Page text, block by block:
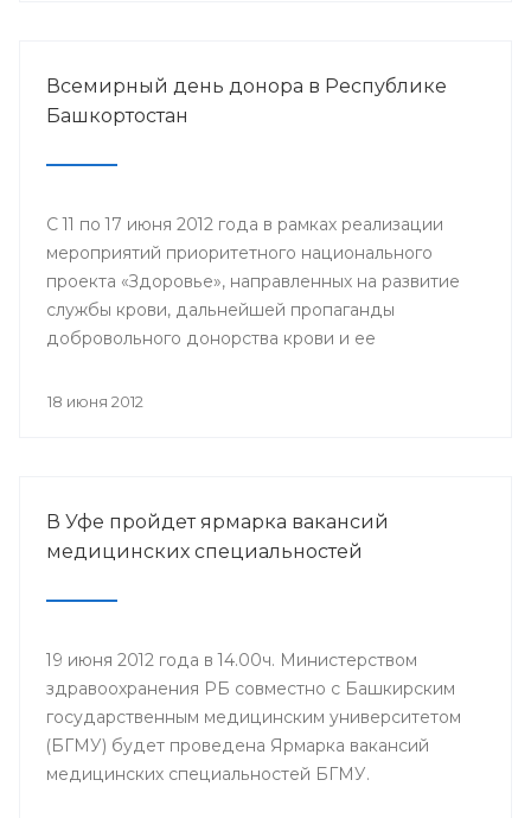
Всемирный день донора в Республике
Башкортостан
С 11 по 17 июня 2012 года в рамках реализации
мероприятий приоритетного национального
проекта «Здоровье», направленных на развитие
службы крови, дальнейшей пропаганды
добровольного донорства крови и ее
информационная акция «Спасибо, донор!»,
18 июня 2012
В Уфе пройдет ярмарка вакансий
медицинских специальностей
19 июня 2012 года в 14.00ч. Министерством
здравоохранения РБ совместно с Башкирским
государственным медицинским университетом
(БГМУ) будет проведена Ярмарка вакансий
медицинских специальностей БГМУ.